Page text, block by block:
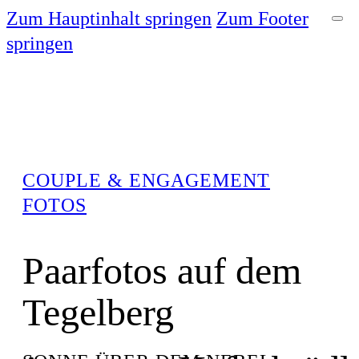
Zum Hauptinhalt springen Zum Footer
springen
COUPLE & ENGAGEMENT
FOTOS
Paarfotos auf dem
Tegelberg